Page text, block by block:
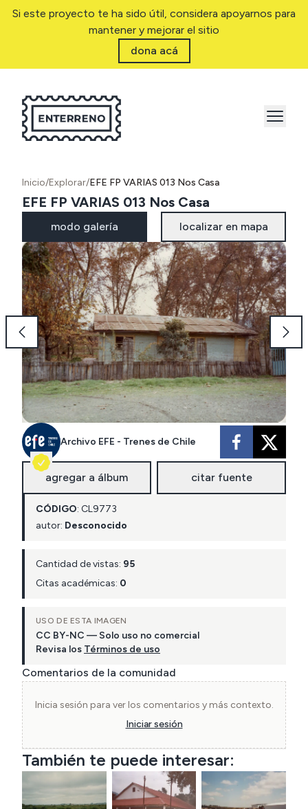
Si este proyecto te ha sido útil, considera apoyarnos para
mantener y mejorar el sitio
dona acá
Inicio/Explorar/EFE FP VARIAS 013 Nos Casa
EFE FP VARIAS 013 Nos Casa
modo galería localizar en mapa
Archivo EFE - Trenes de Chile
agregar a álbum citar fuente
CÓDIGO: CL9773
autor: Desconocido
Cantidad de vistas: 95
Citas académicas: 0
USO DE ESTA IMAGEN
CC BY-NC — Solo uso no comercial
Revisa los Términos de uso
Comentarios de la comunidad
Inicia sesión para ver los comentarios y más contexto.
Iniciar sesión
También te puede interesar: